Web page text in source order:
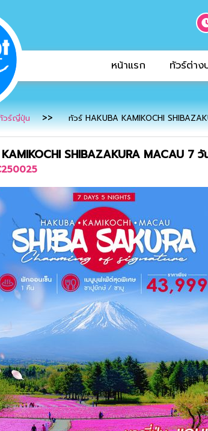
หน้าแรก ทัวร์ต่าง
วร์ญี่ปุ่น ทัวร์ HAKUBA KAMIKOCHI
SHIBAZAKURA MACAU 7